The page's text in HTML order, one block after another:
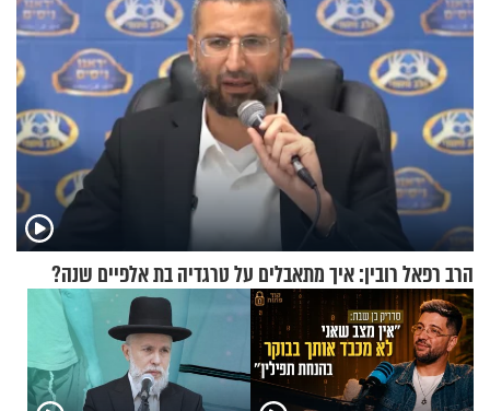
הרב רפאל רובין: איך מתאבלים על טרגדיה בת אלפיים שנה?